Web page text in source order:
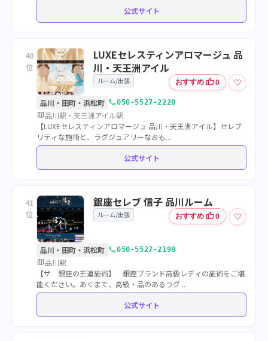
公式サイト
40
位
LUXEセレスティンアロマージュ 品
川・天王洲アイル
ルーム/出張 おすすめ thumb_up0
♡
品川・田町・浜松町 call050-5527-2220
map品川駅・天王洲アイル駅
【LUXEセレスティンアロマージュ 品川・天王洲アイル】セレブ
リティな施術と、ラグジュアリーなおも...
公式サイト
41
位
銀座セレブ 信子 品川ルーム
ルーム/出張 おすすめ thumb_up0 ♡
品川・田町・浜松町 call050-5527-2198
map品川駅
【ザ 銀座の王道施術】 銀座ブランド高級レディの施術をご堪
能ください。あくまで、高級・品のあるラグ...
公式サイト